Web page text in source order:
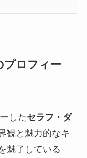
プロフィー
したセラフ・ダ
観と魅力的なキ
魅了している